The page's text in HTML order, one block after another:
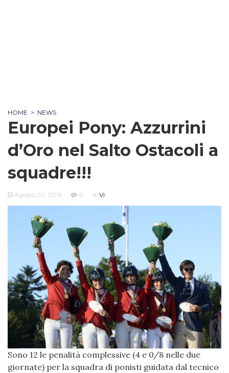
HOME > NEWS
Europei Pony: Azzurrini
d’Oro nel Salto Ostacoli a
squadre!!!
Agosto 20, 2016 0 di Vi
Sono 12 le penalità complessive (4 e 0/8 nelle due
giornate) per la squadra di ponisti guidata dal tecnico